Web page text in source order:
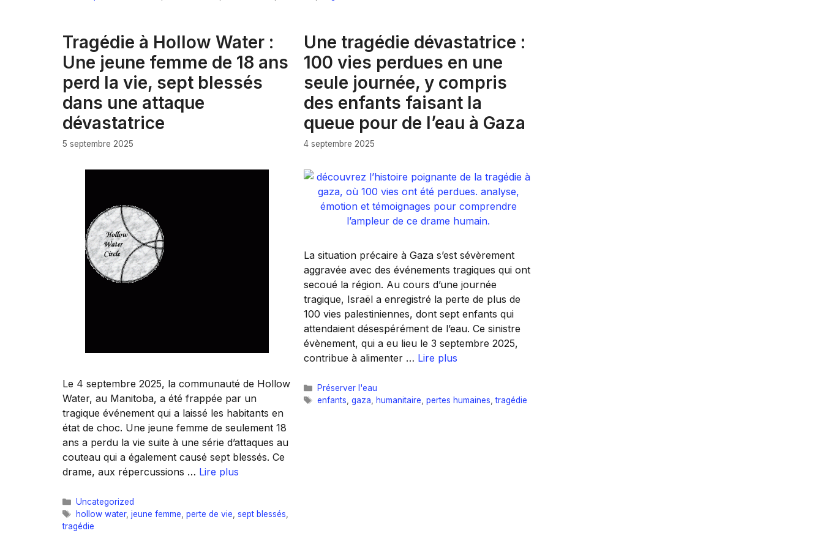
Tragédie à Hollow Water :
Une jeune femme de 18 ans
perd la vie, sept blessés
dans une attaque
dévastatrice
5 septembre 2025
Le 4 septembre 2025, la communauté de Hollow
Water, au Manitoba, a été frappée par un
tragique événement qui a laissé les habitants en
état de choc. Une jeune femme de seulement 18
ans a perdu la vie suite à une série d’attaques au
couteau qui a également causé sept blessés. Ce
drame, aux répercussions … Lire plus
Catégories
Uncategorized
Étiquettes
hollow water, jeune femme perte de vie sept blessés
tragédie
Une tragédie dévastatrice :
100 vies perdues en une
seule journée, y compris
des enfants faisant la
queue pour de l’eau à Gaza
4 septembre 2025
La situation précaire à Gaza s’est sévèrement
aggravée avec des événements tragiques qui ont
secoué la région. Au cours d’une journée
tragique, Israël a enregistré la perte de plus de
100 vies palestiniennes, dont sept enfants qui
attendaient désespérément de l’eau. Ce sinistre
évènement, qui a eu lieu le 3 septembre 2025,
contribue à alimenter … Lire plus
Catégories
Préserver l'eau
Étiquettes
enfants gaza humanitaire pertes humaines ,tragédie